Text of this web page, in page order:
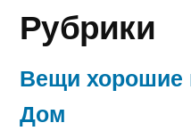
Рубрики
Вещи хорошие
Дом